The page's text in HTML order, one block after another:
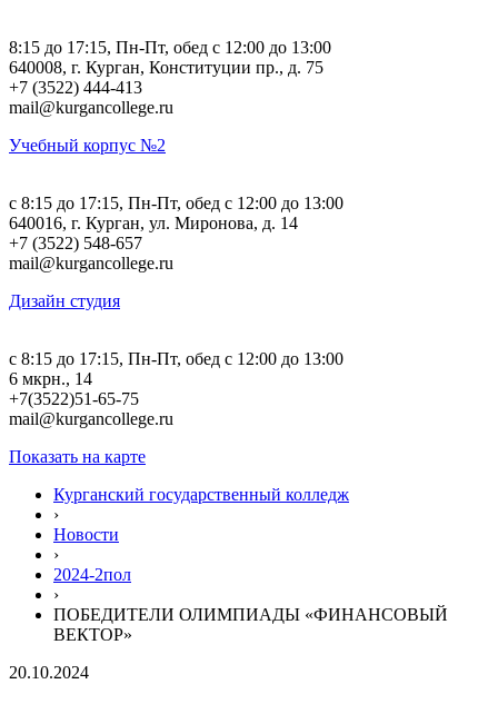
8:15 до 17:15, Пн-Пт, обед с 12:00 до 13:00
640008, г. Курган, Конституции пр., д. 75
+7 (3522) 444-413
mail@kurgancollege.ru
Учебный корпус №2
c 8:15 до 17:15, Пн-Пт, обед с 12:00 до 13:00
640016, г. Курган, ул. Миронова, д. 14
+7 (3522) 548-657
mail@kurgancollege.ru
Дизайн студия
c 8:15 до 17:15, Пн-Пт, обед с 12:00 до 13:00
6 мкрн., 14
+7(3522)51-65-75
mail@kurgancollege.ru
Показать на карте
Курганский государственный колледж
›
Новости
›
2024-2пол
›
ПОБЕДИТЕЛИ ОЛИМПИАДЫ «ФИНАНСОВЫЙ
ВЕКТОР»
20.10.2024